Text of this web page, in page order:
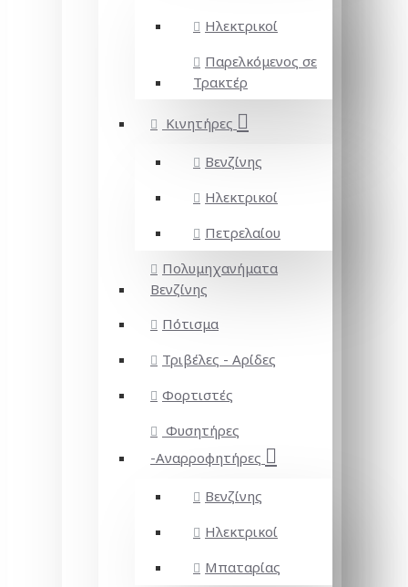
Ηλεκτρικοί
Παρελκόμενος σε
Τρακτέρ
Κινητήρες
Βενζίνης
Ηλεκτρικοί
Πετρελαίου
Πολυμηχανήματα
Βενζίνης
Πότισμα
Τριβέλες - Αρίδες
Φορτιστές
Φυσητήρες
-Αναρροφητήρες
Βενζίνης
Ηλεκτρικοί
Μπαταρίας